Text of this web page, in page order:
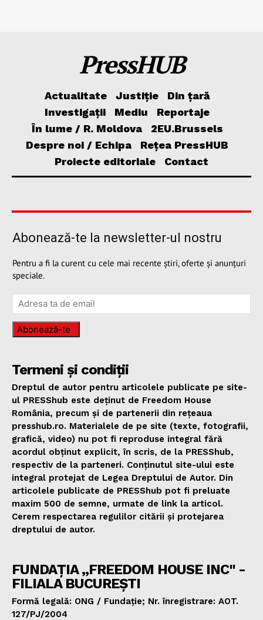
PressHUB
Actualitate Justiție
Din țară
Investigații
Mediu
Reportaje
În lume / R. Moldova
2EU.Brussels
Despre noi / Echipa
Rețea PressHUB
Proiecte editoriale
Contact
Abonează-te la newsletter-ul nostru
Pentru a fi la curent cu cele mai recente știri, oferte și anunțuri
speciale.
Abonează-te
Termeni și condiții
Dreptul de autor pentru articolele publicate pe site-
ul PRESShub este deținut de Freedom House
România, precum și de partenerii din rețeaua
presshub.ro. Materialele de pe site (texte, fotografii,
grafică, video) nu pot fi reproduse integral fără
acordul obținut explicit, în scris, de la PRESShub,
respectiv de la parteneri. Conținutul site-ului este
integral protejat de Legea Dreptului de Autor. Din
articolele publicate de PRESShub pot fi preluate
maxim 500 de semne, urmate de link la articol.
Cerem respectarea regulilor citării și protejarea
dreptului de autor.
FUNDAȚIA „FREEDOM HOUSE INC" -
FILIALA BUCUREȘTI
Formă legală: ONG / Fundație; Nr. înregistrare: AOT.
127/PJ/2004